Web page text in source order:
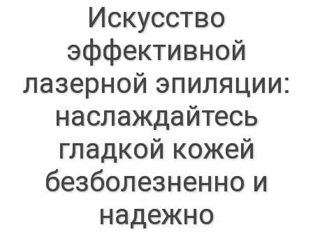
Искусство
эффективной
лазерной эпиляции:
наслаждайтесь
гладкой кожей
безболезненно и
надежно